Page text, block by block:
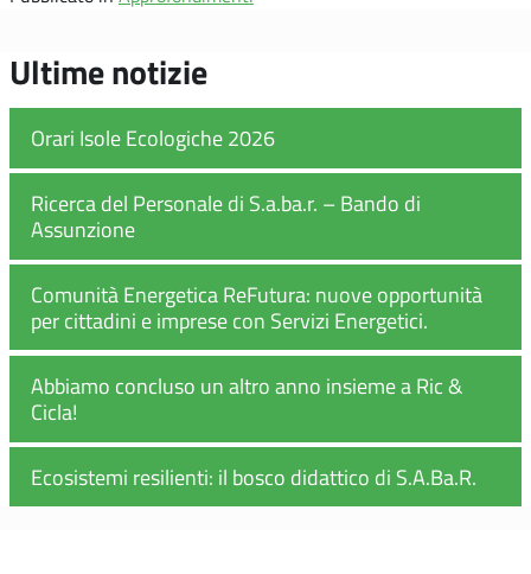
Ultime notizie
Orari Isole Ecologiche 2026
Ricerca del Personale di S.a.ba.r. – Bando di
Assunzione
Comunità Energetica ReFutura: nuove opportunità
per cittadini e imprese con Servizi Energetici.
Abbiamo concluso un altro anno insieme a Ric &
Cicla!
Ecosistemi resilienti: il bosco didattico di S.A.Ba.R.